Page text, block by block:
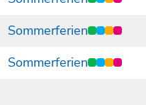
Sommerferien
Sommerferien